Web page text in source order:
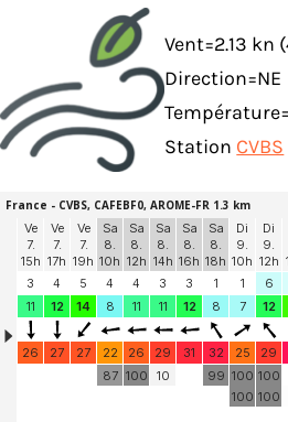
Vent=2.13 kn
Direction=NE
Station CVBS